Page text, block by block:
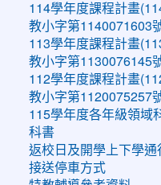
114學年度課程計畫
教小字第1140071603
113學年度課程計畫
教小字第1130076145
112學年度課程計畫
教小字第1120075257
115學年度各年級領域
科書
返校日及開學上下學通
接送停車方式